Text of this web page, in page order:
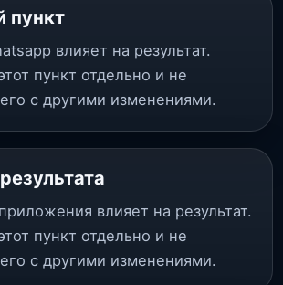
пункт
влияет на результат.
пункт отдельно и не
с другими изменениями.
влияет на результат.
пункт отдельно и не
с другими изменениями.